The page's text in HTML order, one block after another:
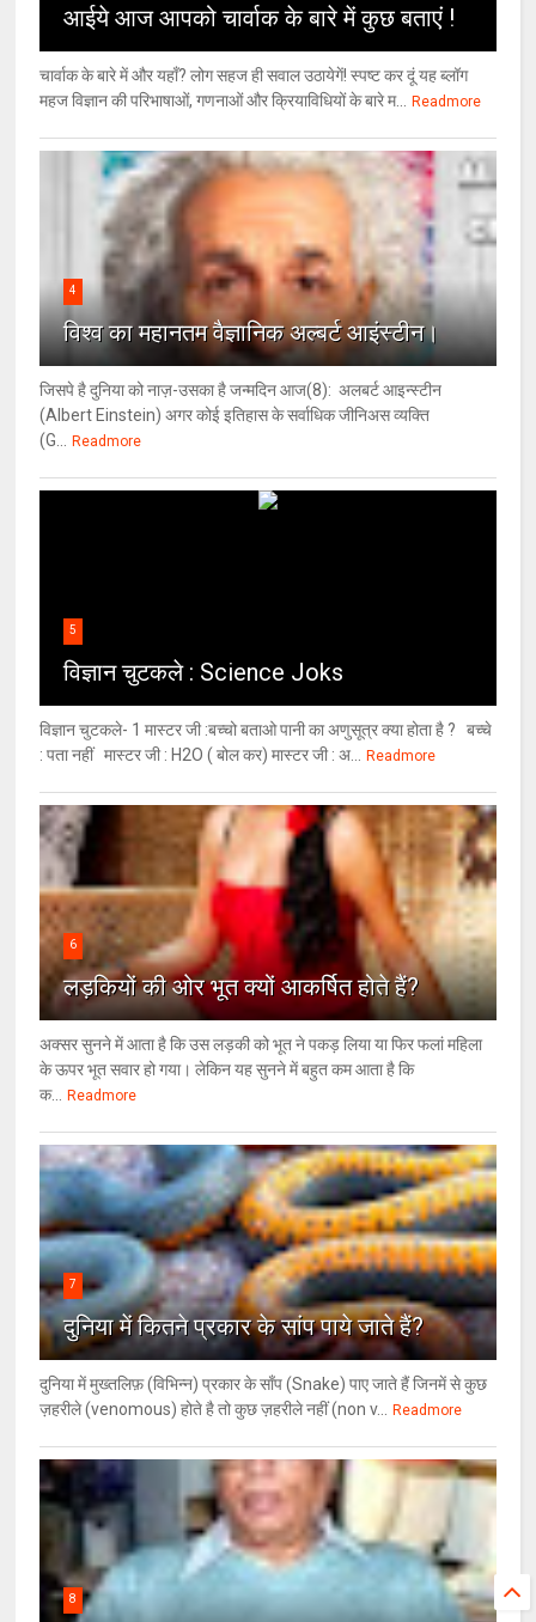
आईये आज आपको चार्वाक के बारे में कुछ बताएं !
चार्वाक के बारे में और यहाँ? लोग सहज ही सवाल उठायेगें! स्पष्ट कर दूं यह ब्लॉग
महज विज्ञान की परिभाषाओं, गणनाओं और क्रियाविधियों के बारे म...
Readmore
4
विश्‍व का महानतम वैज्ञानिक अल्बर्ट आइंस्टीन।
जिसपे है दुनिया को नाज़-उसका है जन्मदिन आज(8): अलबर्ट आइन्स्टीन
(Albert Einstein) अगर कोई इतिहास के सर्वाधिक जीनिअस व्यक्ति
(G...
Readmore
5
विज्ञान चुटकले : Science Joks
विज्ञान चुटकले- 1 मास्टर जी :बच्चो बताओ पानी का अणुसूत्र क्या होता है ? बच्चे
: पता नहीं मास्टर जी : H2O ( बोल कर) मास्टर जी : अ...
Readmore
6
लड़कियों की ओर भूत क्‍यों आकर्षित होते हैं?
अक्सर सुनने में आता है कि उस लड़की को भूत ने पकड़ लिया या फिर फलां महिला
के ऊपर भूत सवार हो गया। लेकिन यह सुनने में बहुत कम आता है कि
क...
Readmore
7
दुनिया में कितने प्रकार के सांप पाये जाते हैं?
दुनिया में मुख्तलिफ़ (विभिन्न) प्रकार के साँप (Snake) पाए जाते हैं जिनमें से कुछ
ज़हरीले (venomous) होते है तो कुछ ज़हरीले नहीं (non v...
Readmore
8